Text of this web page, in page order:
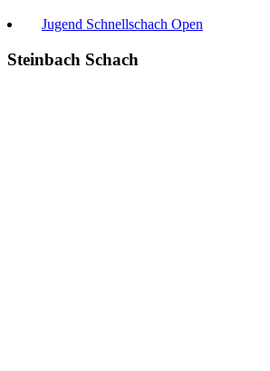
Jugend Schnellschach Open
Steinbach Schach